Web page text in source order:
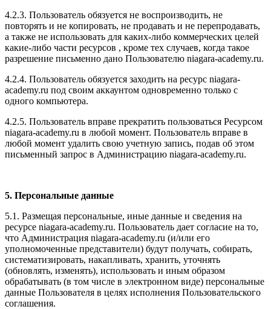
4.2.3. Пользователь обязуется не воспроизводить, не
повторять и не копировать, не продавать и не перепродавать,
а также не использовать для каких-либо коммерческих целей
какие-либо части ресурсов , кроме тех случаев, когда такое
разрешение письменно дано Пользователю niagara-academy.ru.
4.2.4. Пользователь обязуется заходить на ресурс niagara-
academy.ru под своим аккаунтом одновременно только с
одного компьютера.
4.2.5. Пользователь вправе прекратить пользоваться Ресурсом
niagara-academy.ru в любой момент. Пользователь вправе в
любой момент удалить свою учетную запись, подав об этом
письменный запрос в Администрацию niagara-academy.ru.
5. Персональные данные
5.1. Размещая персональные, иные данные и сведения на
ресурсе niagara-academy.ru. Пользователь дает согласие на то,
что Администрация niagara-academy.ru (и/или его
уполномоченные представители) будут получать, собирать,
систематизировать, накапливать, хранить, уточнять
(обновлять, изменять), использовать и иным образом
обрабатывать (в том числе в электронном виде) персональные
данные Пользователя в целях исполнения Пользовательского
соглашения.